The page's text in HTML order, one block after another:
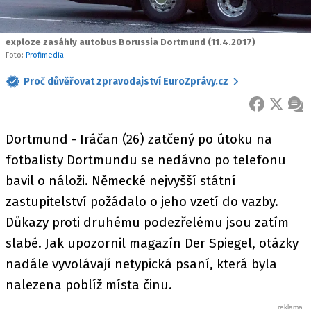
exploze zasáhly autobus Borussia Dortmund (11.4.2017)
Foto: Profimedia
Proč důvěřovat zpravodajství EuroZprávy.cz
FACEBOOK
X
Dortmund - Iráčan (26) zatčený po útoku na
fotbalisty Dortmundu se nedávno po telefonu
bavil o náloži. Německé nejvyšší státní
zastupitelství požádalo o jeho vzetí do vazby.
Důkazy proti druhému podezřelému jsou zatím
slabé. Jak upozornil magazín Der Spiegel, otázky
nadále vyvolávají netypická psaní, která byla
nalezena poblíž místa činu.